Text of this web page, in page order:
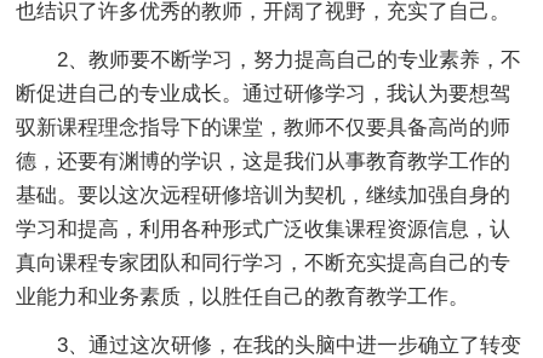
也结识了许多优秀的教师，开阔了视野，充实了自己。
2、教师要不断学习，努力提高自己的专业素养，不
断促进自己的专业成长。通过研修学习，我认为要想驾
驭新课程理念指导下的课堂，教师不仅要具备高尚的师
德，还要有渊博的学识，这是我们从事教育教学工作的
基础。要以这次远程研修培训为契机，继续加强自身的
学习和提高，利用各种形式广泛收集课程资源信息，认
真向课程专家团队和同行学习，不断充实提高自己的专
业能力和业务素质，以胜任自己的教育教学工作。
3、通过这次研修，在我的头脑中进一步确立了转变